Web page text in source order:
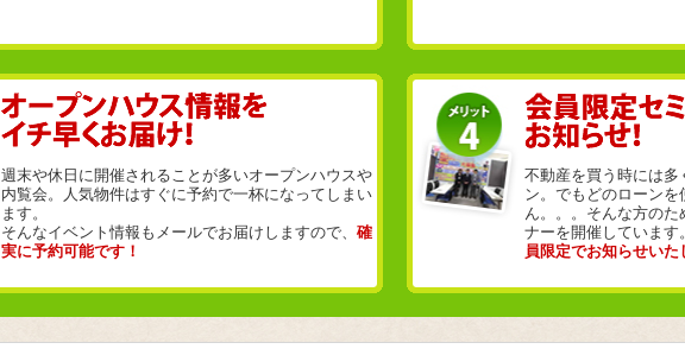
週末や休日に開催されることが多いオープンハウスや
内覧会。人気物件はすぐに予約で一杯になってしまい
ます。
そんなイベント情報もメールでお届けしますので、 確
実に予約可能です！
不動産を買う時には
ン。でもどのローン
ん。。。そんな方の
ナーを開催しています
員限定でお知らせいた